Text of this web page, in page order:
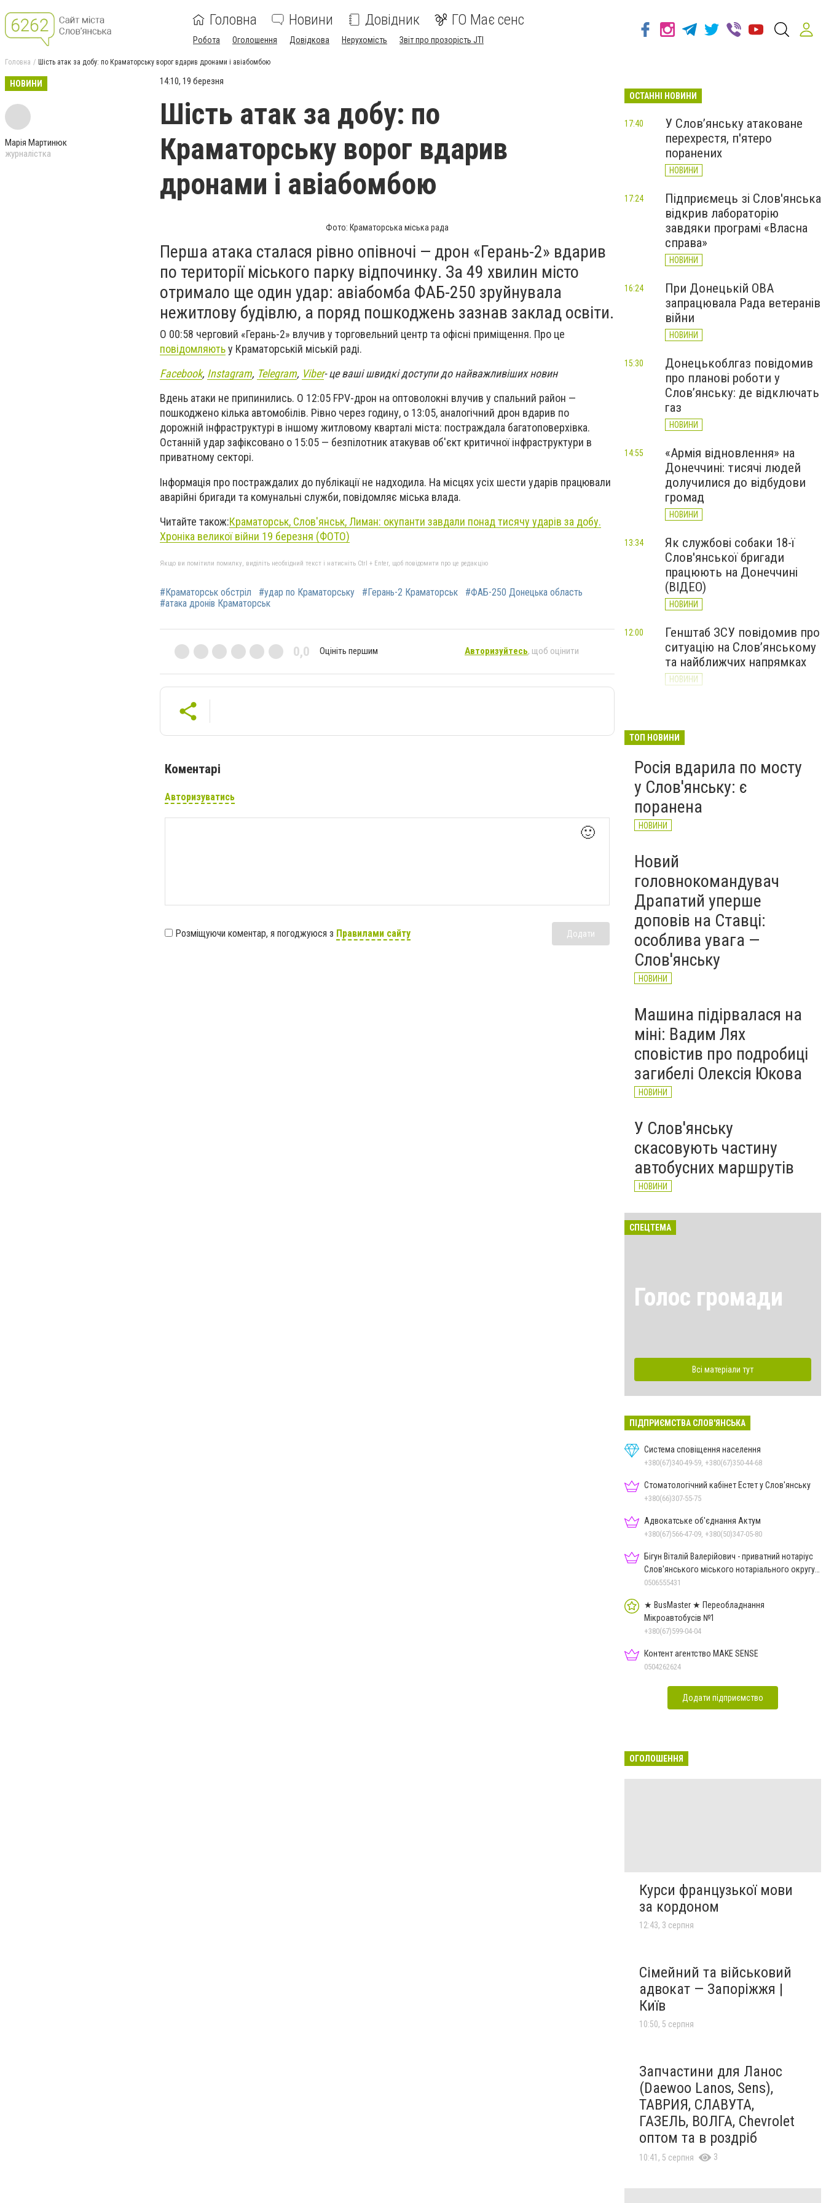
Головна Новини Довідник ГО Має сенс
Робота Оголошення Довідкова Нерухомість Звіт про прозорість JTI
Головна Шість атак за добу: по Краматорську ворог вдарив дронами і авіабомбою
НОВИНИ
Марія Мартинюк
журналістка
14:10, 19 березня
Шість атак за добу: по
Краматорську ворог вдарив
дронами і авіабомбою
Фото: Краматорська міська рада
Перша атака сталася рівно опівночі — дрон «Герань-2» вдарив
по території міського парку відпочинку. За 49 хвилин місто
отримало ще один удар: авіабомба ФАБ-250 зруйнувала
нежитлову будівлю, а поряд пошкоджень зазнав заклад освіти.
О 00:58 черговий «Герань-2» влучив у торговельний центр та офісні приміщення. Про це
повідомляютьу Краматорській міській раді.
Facebook, Instagram, Telegram, Viber- це ваші швидкі доступи до найважливіших новин
Вдень атаки не припинились. О 12:05 FPV-дрон на оптоволокні влучив у спальний район —
пошкоджено кілька автомобілів. Рівно через годину, о 13:05, аналогічний дрон вдарив по
дорожній інфраструктурі в іншому житловому кварталі міста: постраждала багатоповерхівка.
Останній удар зафіксовано о 15:05 — безпілотник атакував об'єкт критичної інфраструктури в
приватному секторі.
Інформація про постраждалих до публікації не надходила. На місцях усіх шести ударів працювали
аварійні бригади та комунальні служби, повідомляє міська влада.
Читайте також:Краматорськ, Слов'янськ, Лиман: окупанти завдали понад тисячу ударів за добу.
Хроніка великої війни 19 березня (ФОТО)
Якщо ви помітили помилку, виділіть необхідний текст і натисніть Ctrl + Enter, щоб повідомити про це редакцію
#Краматорськ обстріл #удар по Краматорську #Герань-2 Краматорськ
#ФАБ-250 Донецька область
#атака дронів Краматорськ
0,0 Оцініть першим Авторизуйтесь, щоб оцінити
Коментарі
Авторизуватись
🙂
Розміщуючи коментар, я погоджуюся з Правилами сайту Додати
ОСТАННІ НОВИНИ
У Слов’янську атаковане
перехрестя, п'ятеро
поранених
НОВИНИ
17:40
Підприємець зі Слов'янська
відкрив лабораторію
завдяки програмі «Власна
справа»
НОВИНИ
17:24
При Донецькій ОВА
запрацювала Рада ветеранів
війни
НОВИНИ
16:24
Донецькоблгаз повідомив
про планові роботи у
Слов’янську: де відключать
газ
НОВИНИ
15:30
«Армія відновлення» на
Донеччині: тисячі людей
долучилися до відбудови
громад
НОВИНИ
14:55
Як службові собаки 18-ї
Слов'янської бригади
працюють на Донеччині
(ВІДЕО)
НОВИНИ
13:34
Генштаб ЗСУ повідомив про
ситуацію на Слов’янському
та найближчих напрямках
НОВИНИ
12:00
великої війни: 7 серпня
ТОП НОВИНИ
Росія вдарила по мосту
у Слов'янську: є
поранена
НОВИНИ
Новий
головнокомандувач
Драпатий уперше
доповів на Ставці:
особлива увага —
Слов'янську
НОВИНИ
Машина підірвалася на
міні: Вадим Лях
сповістив про подробиці
загибелі Олексія Юкова
НОВИНИ
У Слов'янську
скасовують частину
автобусних маршрутів
НОВИНИ
СПЕЦТЕМА
Голос громади
Всі матеріали тут
ПІДПРИЄМСТВА СЛОВ'ЯНСЬКА
Система сповіщення населення
+380(67)340-49-59, +380(67)350-44-68
Стоматологічний кабінет Естет у Слов'янську
+380(66)307-55-75
Адвокатське об'єднання Актум
+380(67)566-47-09, +380(50)347-05-80
Бігун Віталій Валерійович - приватний нотаріус
Слов'янського міського нотаріального округу
Дон.обл.
0506555431
★ BusMaster ★ Переобладнання
Мікроавтобусів №1
+380(67)599-04-04
Контент агентство MAKE SENSE
0504262624
Додати підприємство
ОГОЛОШЕННЯ
Курси французької мови
за кордоном
12:43, 3 серпня
Сімейний та військовий
адвокат — Запоріжжя |
Київ
10:50, 5 серпня
Запчастини для Ланос
(Daewoo Lanos, Sens),
ТАВРИЯ, СЛАВУТА,
ГАЗЕЛЬ, ВОЛГА, Chevrolet
оптом та в роздріб
10:41, 5 серпня 3